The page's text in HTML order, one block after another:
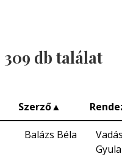
309 db találat
Szerző▲
Balázs Béla
Gyula